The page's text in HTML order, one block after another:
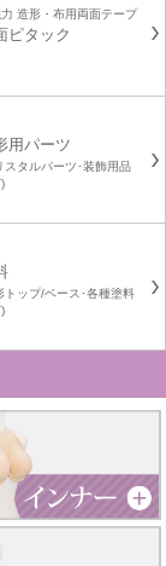
力 造形・布用両面テープ
ピタック
用パーツ
スタルパーツ･装飾用品
トップ/ベース･各種塗料